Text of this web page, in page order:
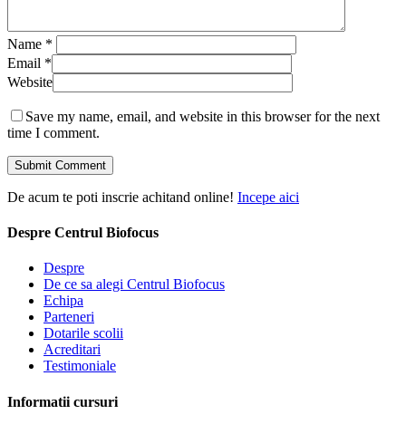
Name *
Email *
Website
Save my name, email, and website in this browser for the next
time I comment.
De acum te poti inscrie achitand online! Incepe aici
Despre Centrul Biofocus
Despre
De ce sa alegi Centrul Biofocus
Echipa
Parteneri
Dotarile scolii
Acreditari
Testimoniale
Informatii cursuri